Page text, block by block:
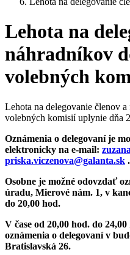
Lehota na
náhradníkov
volebných
Lehota na delegovanie členov
volebných komisií uplynie dňa
Oznámenia o delegovaní je
elektronicky na e-mail:
priska.viczenova@galanta.sk .
Osobne je možné odovzdať
úradu, Mierové nám. 1, v
do 20,00 hod.
V čase od 20,00 hod. do
oznámenia o delegovaní v
Bratislavská 26.